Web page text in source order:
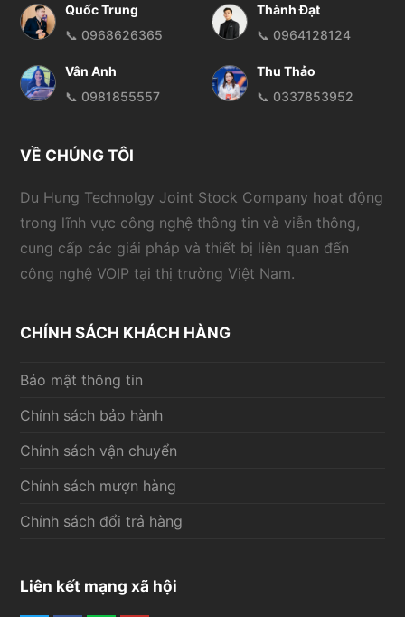
Quốc Trung
📞 0968626365
Thành Đạt
📞 0964128124
Vân Anh
📞 0981855557
Thu Thảo
📞 0337853952
VỀ CHÚNG TÔI
Du Hung Technolgy Joint Stock Company hoạt động
trong lĩnh vực công nghệ thông tin và viễn thông,
cung cấp các giải pháp và thiết bị liên quan đến
công nghệ VOIP tại thị trường Việt Nam.
CHÍNH SÁCH KHÁCH HÀNG
Bảo mật thông tin
Chính sách bảo hành
Chính sách vận chuyển
Chính sách mượn hàng
Chính sách đổi trả hàng
Liên kết mạng xã hội